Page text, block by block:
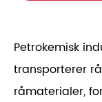
Petrokemisk
transporterer
råmaterialer,